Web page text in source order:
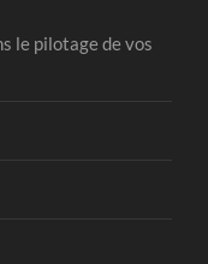
le pilotage de vos